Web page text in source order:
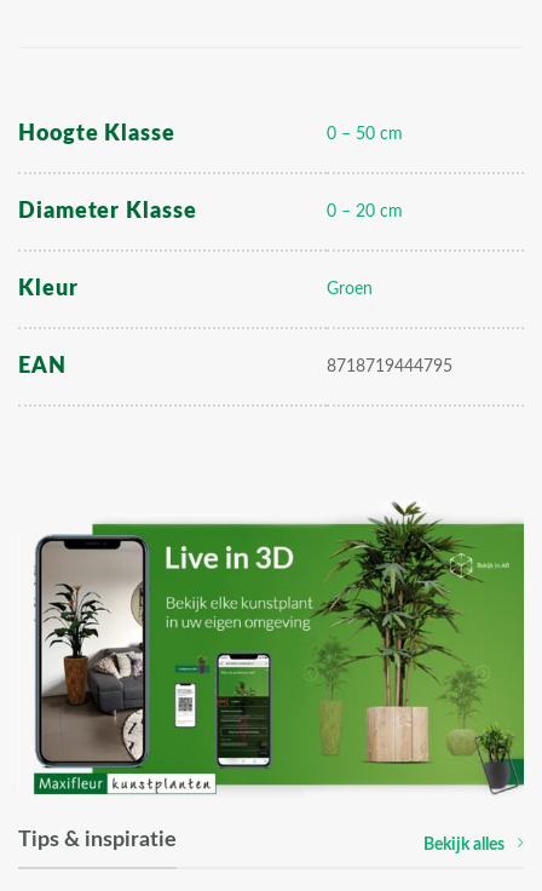
Hoogte Klasse 0 – 50 cm
Diameter Klasse 0 – 20 cm
Kleur Groen
EAN 8718719444795
Tips & inspiratie Bekijk alles